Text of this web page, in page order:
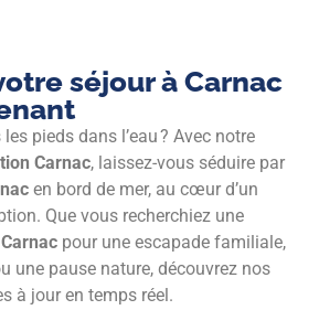
séjour à Carnac
pieds dans l’eau ? Avec notre
Carnac, laissez-vous séduire par
en bord de mer, au cœur d’un
Que vous recherchiez une
pour une escapade familiale,
une pause nature, découvrez nos
à jour en temps réel.